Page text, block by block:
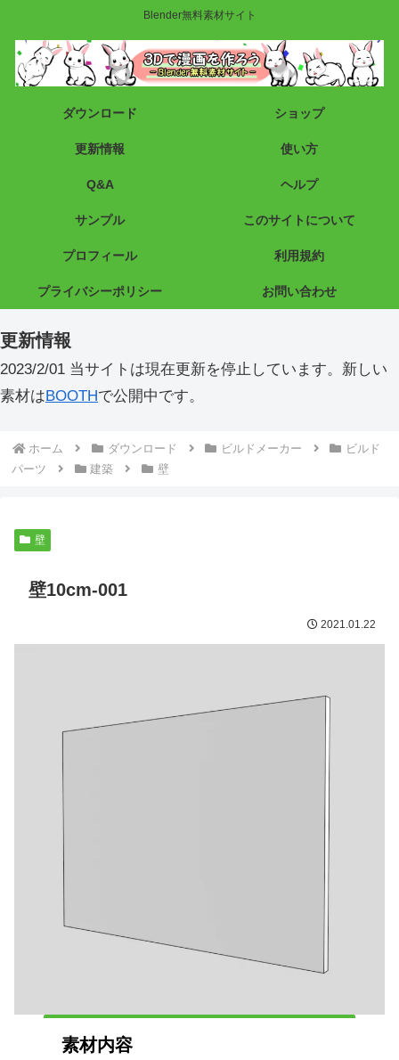
Blender無料素材サイト
ダウンロード ショップ
更新情報 使い方
Q&A ヘルプ
サンプル このサイトについて
プロフィール 利用規約
プライバシーポリシー お問い合わせ
更新情報
2023/2/01 当サイトは現在更新を停止しています。新しい
素材はBOOTHで公開中です。
ホーム ダウンロード ビルドメーカー
ビルド
パーツ
建築 壁
壁
壁10cm-001
2021.01.22
素材内容